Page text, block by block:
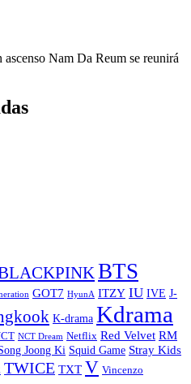
Nam Da Reum se reunirá
BTS
GOT7 HyunA ITZY IU IVE J-
K-drama Kdrama
NCT Dream Netflix Red Velvet RM
Joong Ki Squid Game Stray Kids
TWICE TXT V Vincenzo